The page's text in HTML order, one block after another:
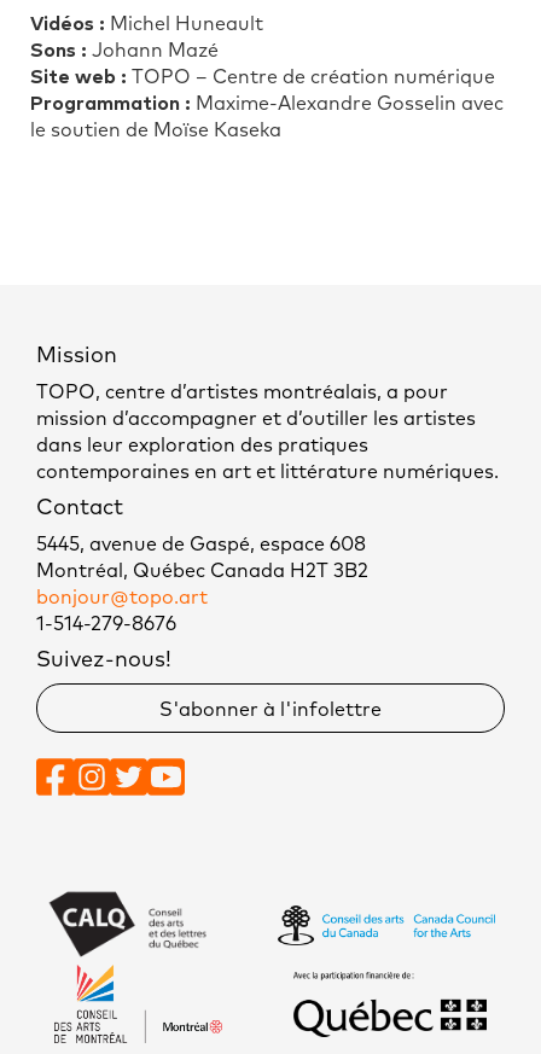
Vidéos : Michel Huneault
Sons : Johann Mazé
Site web : TOPO – Centre de création numérique
Programmation : Maxime-Alexandre Gosselin avec
le soutien de Moïse Kaseka
Mission
TOPO, centre d’artistes montréalais, a pour
mission d’accompagner et d’outiller les artistes
dans leur exploration des pratiques
contemporaines en art et littérature numériques.
Contact
5445, avenue de Gaspé, espace 608
Montréal, Québec Canada H2T 3B2
bonjour@topo.art
1-514-279-8676
Suivez-nous!
S'abonner à l'infolettre